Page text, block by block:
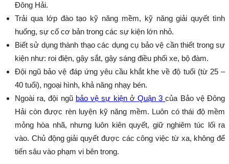
Đông Hải.
Trải qua lớp đào tạo kỹ năng mềm, kỹ năng giải quyết tình
huống, sự cố cơ bản trong các sự kiện lớn nhỏ.
Biết sử dụng thành thạo các dụng cụ bảo vệ cần thiết trong sự
kiện như: roi điện, gậy sắt, gậy sáng điều phối xe, bộ đàm.
Đội ngũ bảo vệ đáp ứng yêu cầu khắt khe về độ tuổi (từ 25 –
40 tuổi), ngoại hình, khả năng nhạy bén.
Ngoài ra, đội ngũ bảo vệ sự kiện ở Quận 3của Bảo vệ Đông
Hải còn được rèn luyện kỹ năng mềm. Luôn có thái độ mềm
mỏng hòa nhã, nhưng luôn kiên quyết, giữ nghiêm túc lối ra
vào. Chủ động giải quyết được các công việc từ xa, không để
tiến sâu vào phạm vi bên trong.